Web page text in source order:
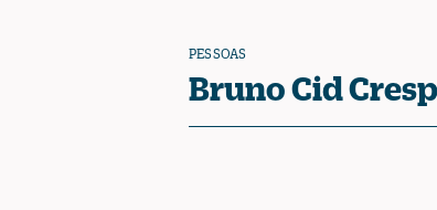
PESSOAS
Bruno Cid